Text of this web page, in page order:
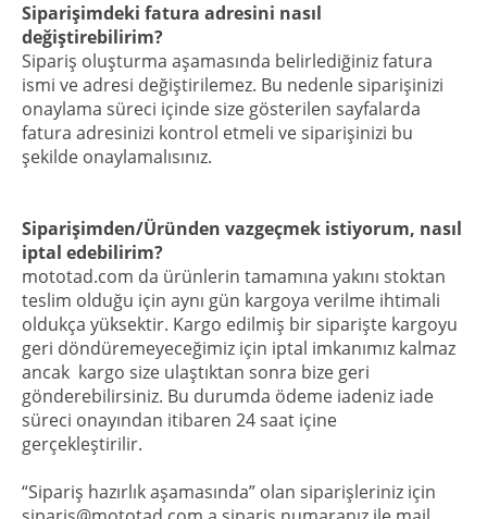
Siparişimdeki fatura adresini nasıl
değiştirebilirim?
Sipariş oluşturma aşamasında belirlediğiniz fatura
ismi ve adresi değiştirilemez. Bu nedenle siparişinizi
onaylama süreci içinde size gösterilen sayfalarda
fatura adresinizi kontrol etmeli ve siparişinizi bu
şekilde onaylamalısınız.
Siparişimden/Üründen vazgeçmek istiyorum, nasıl
iptal edebilirim?
mototad.com da ürünlerin tamamına yakını stoktan
teslim olduğu için aynı gün kargoya verilme ihtimali
oldukça yüksektir. Kargo edilmiş bir siparişte kargoyu
geri döndüremeyeceğimiz için iptal imkanımız kalmaz
ancak kargo size ulaştıktan sonra bize geri
gönderebilirsiniz. Bu durumda ödeme iadeniz iade
süreci onayından itibaren 24 saat içine
gerçekleştirilir.
“Sipariş hazırlık aşamasında” olan siparişleriniz için